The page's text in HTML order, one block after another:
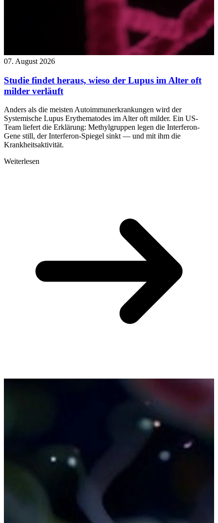
07. August 2026
Studie findet heraus, wieso der Lupus im Alter oft
milder verläuft
Anders als die meisten Autoimmunerkrankungen wird der
Systemische Lupus Erythematodes im Alter oft milder. Ein US-
Team liefert die Erklärung: Methylgruppen legen die Interferon-
Gene still, der Interferon-Spiegel sinkt — und mit ihm die
Krankheitsaktivität.
Weiterlesen